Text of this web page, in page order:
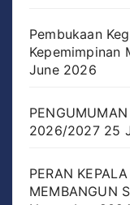
Pembukaan
Kepemimpinan
June 2026
2026/2027 25
PERAN
MEMBANGUN